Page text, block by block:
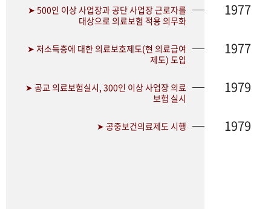
➤ 500인 이상 사업장과 공단 사업장 근로자를
대상으로 의료보험 적용 의무화
1977
➤ 저소득층에 대한 의료보호제도(현 의료급여
제도) 도입
1977
➤ 공교 의료보험실시, 300인 이상 사업장 의료
보험 실시
1979
➤ 공중보건의료제도 시행 1979